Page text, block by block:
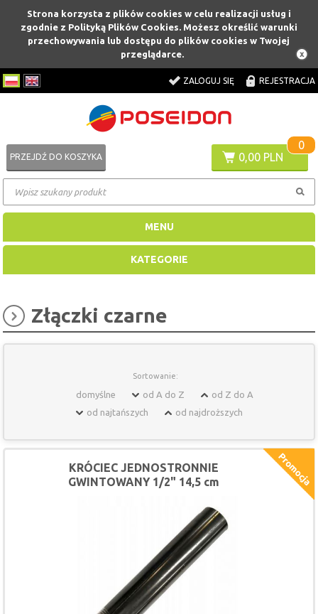
Strona korzysta z plików cookies w celu realizacji usług i
zgodnie z Polityką Plików Cookies. Możesz określić warunki
przechowywania lub dostępu do plików cookies w Twojej
przeglądarce.
ZALOGUJ SIĘ REJESTRACJA
0,00 PLN
0
PRZEJDŹ DO KOSZYKA
MENU
KATEGORIE
Złączki czarne
Sortowanie:
domyślne od A do Z
od Z do A
od najtańszych
od najdroższych
KRÓCIEC JEDNOSTRONNIE
GWINTOWANY 1/2" 14,5 cm